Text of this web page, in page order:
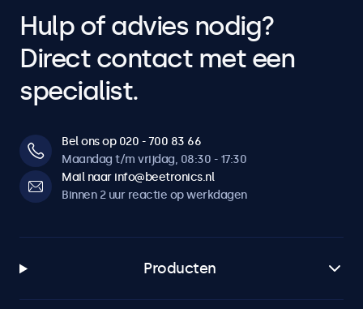
Hulp of advies nodig?
Direct contact met een
specialist.
Bel ons op 020 - 700 83 66
Maandag t/m vrijdag, 08:30 - 17:30
Mail naar info@beetronics.nl
Binnen 2 uur reactie op werkdagen
Producten